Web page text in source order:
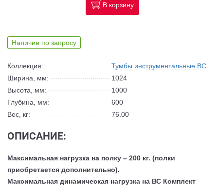
В корзину
Наличие по запросу
Коллекция:
Тумбы инструментальные ВС
Ширина, мм:
1024
Высота, мм:
1000
Глубина, мм:
600
Вес, кг:
76.00
ОПИСАНИЕ:
Максимальная нагрузка на полку – 200 кг. (полки
приобретается дополнительно).
Максимальная динамическая нагрузка на ВС Комплект